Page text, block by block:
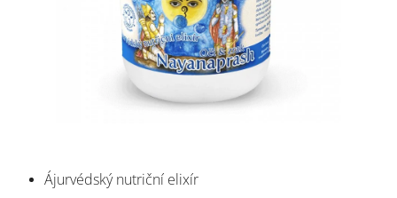
Ájurvédský nutriční elixír